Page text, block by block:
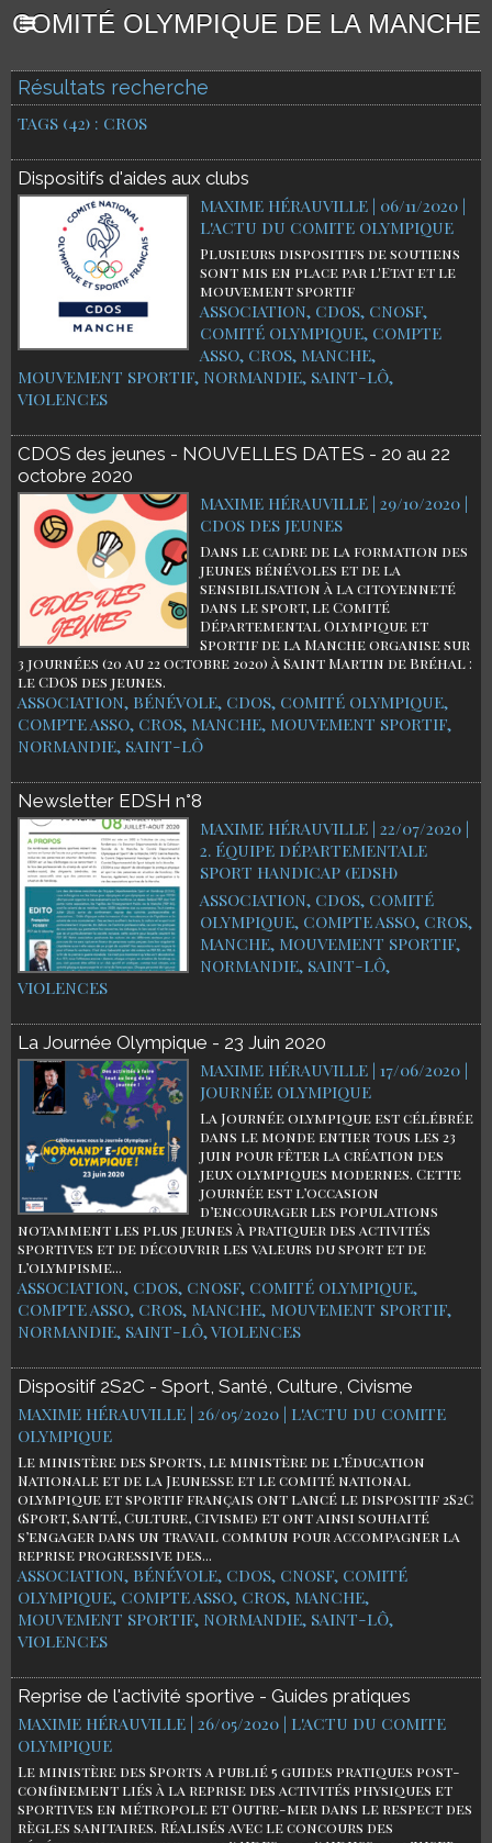
COMITÉ OLYMPIQUE DE LA MANCHE
Résultats recherche
TAGS (42) : CROS
Dispositifs d'aides aux clubs
MAXIME HÉRAUVILLE | 06/11/2020 |
L'ACTU DU COMITE OLYMPIQUE
Plusieurs dispositifs de soutiens
sont mis en place par l'Etat et le
mouvement sportif
ASSOCIATION, CDOS, CNOSF,
COMITÉ OLYMPIQUE, COMPTE
ASSO, CROS, MANCHE,
MOUVEMENT SPORTIF, NORMANDIE, SAINT-LÔ,
VIOLENCES
CDOS des jeunes - NOUVELLES DATES - 20 au 22
octobre 2020
MAXIME HÉRAUVILLE | 29/10/2020 |
CDOS DES JEUNES
Dans le cadre de la formation des
jeunes bénévoles et de la
sensibilisation à la citoyenneté
dans le sport, le Comité
Départemental Olympique et
Sportif de la Manche organise sur
3 journées (20 au 22 octobre 2020) à Saint Martin de Bréhal :
le CDOS des jeunes.
ASSOCIATION, BÉNÉVOLE, CDOS, COMITÉ OLYMPIQUE,
COMPTE ASSO, CROS, MANCHE, MOUVEMENT SPORTIF,
NORMANDIE, SAINT-LÔ
Newsletter EDSH n°8
MAXIME HÉRAUVILLE | 22/07/2020 |
2. ÉQUIPE DÉPARTEMENTALE
SPORT HANDICAP (EDSH)
ASSOCIATION, CDOS, COMITÉ
OLYMPIQUE, COMPTE ASSO, CROS,
MANCHE, MOUVEMENT SPORTIF,
NORMANDIE, SAINT-LÔ,
VIOLENCES
La Journée Olympique - 23 Juin 2020
MAXIME HÉRAUVILLE | 17/06/2020 |
JOURNÉE OLYMPIQUE
La Journée olympique est célébrée
dans le monde entier tous les 23
juin pour fêter la création des
jeux olympiques modernes. Cette
journée est l’occasion
d’encourager les populations
notamment les plus jeunes à pratiquer des activités
sportives et de découvrir les valeurs du sport et de
l’olympisme...
ASSOCIATION, CDOS, CNOSF, COMITÉ OLYMPIQUE,
COMPTE ASSO, CROS, MANCHE, MOUVEMENT SPORTIF,
NORMANDIE, SAINT-LÔ,VIOLENCES
Dispositif 2S2C - Sport, Santé, Culture, Civisme
MAXIME HÉRAUVILLE | 26/05/2020 | L'ACTU DU COMITE
OLYMPIQUE
Le ministère des Sports, le ministère de l’Éducation
Nationale et de la Jeunesse et le comité national
olympique et sportif français ont lancé le dispositif 2S2C
(Sport, Santé, Culture, Civisme) et ont ainsi souhaité
s’engager dans un travail commun pour accompagner la
reprise progressive des...
ASSOCIATION, BÉNÉVOLE, CDOS, CNOSF, COMITÉ
OLYMPIQUE, COMPTE ASSO, CROS, MANCHE,
MOUVEMENT SPORTIF, NORMANDIE, SAINT-LÔ,
VIOLENCES
Reprise de l'activité sportive - Guides pratiques
MAXIME HÉRAUVILLE | 26/05/2020 | L'ACTU DU COMITE
OLYMPIQUE
Le ministère des Sports a publié 5 guides pratiques post-
confinement liés à la reprise des activités physiques et
sportives en métropole et Outre-mer dans le respect des
règles sanitaires. Réalisés avec le concours des